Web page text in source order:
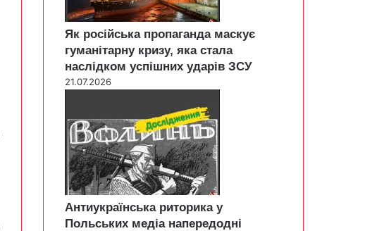
Як російська пропаганда маскує
гуманітарну кризу, яка стала
наслідком успішних ударів ЗСУ
21.07.2026
Антиукраїнська риторика у
Польських медіа напередодні